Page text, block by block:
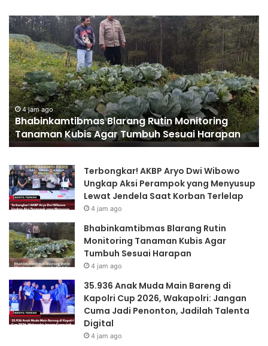
Rutin Monitoring
Tumbuh Sesuai Harapan
35.936
Anak
Muda
Main
Bareng
di
Kapolri
Cup
2026,
Wakapolri:
Jangan
Jadi
Penonton,
Jadilah
4 jam ago
35.936 Anak Muda
2026, Wakapolri:
Jadilah Talenta Digital
Terbongkar! AKBP Aryo Dwi Wibowo
Ungkap Aksi Perampok yang Menyusup
Lewat Jendela Saat Korban Terlelap
4 jam ago
Bhabinkamtibmas Blarang Rutin
Monitoring Tanaman Kubis Agar
Tumbuh Sesuai Harapan
4 jam ago
35.936 Anak Muda Main Bareng di
Kapolri Cup 2026, Wakapolri: Jangan
Cuma Jadi Penonton, Jadilah Talenta
Digital
4 jam ago